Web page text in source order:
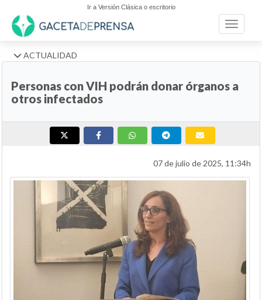
Ir a Versión Clásica o escritorio
Toggle
ACTUALIDAD
Personas con VIH podrán donar órganos a
otros infectados
07 de julio de 2025, 11:34h